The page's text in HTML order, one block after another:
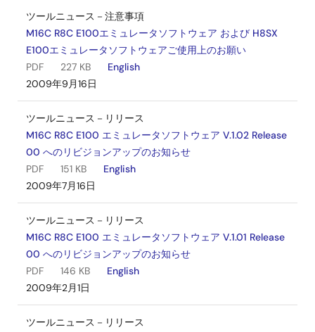
ツールニュース－注意事項
M16C R8C E100エミュレータソフトウェア および H8SX
E100エミュレータソフトウェアご使用上のお願い
PDF
227 KB
English
2009年9月16日
ツールニュース－リリース
M16C R8C E100 エミュレータソフトウェア V.1.02 Release
00 へのリビジョンアップのお知らせ
PDF
151 KB
English
2009年7月16日
ツールニュース－リリース
M16C R8C E100 エミュレータソフトウェア V.1.01 Release
00 へのリビジョンアップのお知らせ
PDF
146 KB
English
2009年2月1日
ツールニュース－リリース